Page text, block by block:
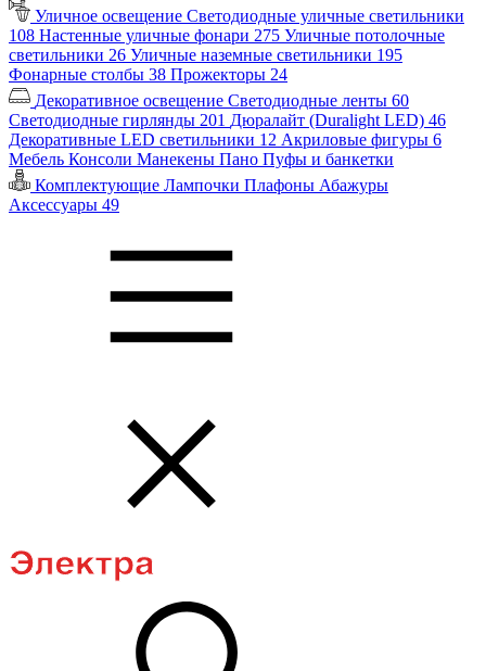
Уличное освещение Светодиодные уличные светильники
108 Настенные уличные фонари 275 Уличные потолочные
светильники 26 Уличные наземные светильники 195
Фонарные столбы 38 Прожекторы 24
Декоративное освещение Светодиодные ленты 60
Светодиодные гирлянды 201 Дюралайт (Duralight LED) 46
Декоративные LED светильники 12 Акриловые фигуры 6
Мебель Консоли Манекены Пано Пуфы и банкетки
Комплектующие Лампочки Плафоны Абажуры
Аксессуары 49